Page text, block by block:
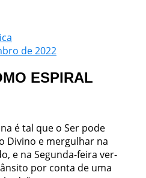
de 2022
ESPIRAL
é tal que o Ser pode
Divino e mergulhar na
e na Segunda-feira ver-
por conta de uma